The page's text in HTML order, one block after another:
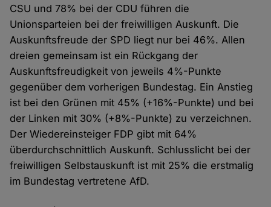
CSU und 78% bei der CDU führen die
Unionsparteien bei der freiwilligen Auskunft. Die
Auskunftsfreude der SPD liegt nur bei 46%. Allen
dreien gemeinsam ist ein Rückgang der
Auskunftsfreudigkeit von jeweils 4%-Punkte
gegenüber dem vorherigen Bundestag. Ein Anstieg
ist bei den Grünen mit 45% (+16%-Punkte) und bei
der Linken mit 30% (+8%-Punkte) zu verzeichnen.
Der Wiedereinsteiger FDP gibt mit 64%
überdurchschnittlich Auskunft. Schlusslicht bei der
freiwilligen Selbstauskunft ist mit 25% die erstmalig
im Bundestag vertretene AfD.